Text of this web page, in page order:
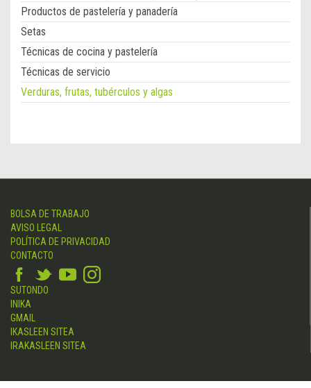
Productos de pastelería y panadería
Setas
Técnicas de cocina y pastelería
Técnicas de servicio
Verduras, frutas, tubérculos y algas
BOLSA DE TRABAJO
AVISO LEGAL
POLÍTICA DE PRIVACIDAD
CONTACTO
SUTONDO
INIKA
GMAIL
IKASLEEN SITEA
IRAKASLEEN SITEA